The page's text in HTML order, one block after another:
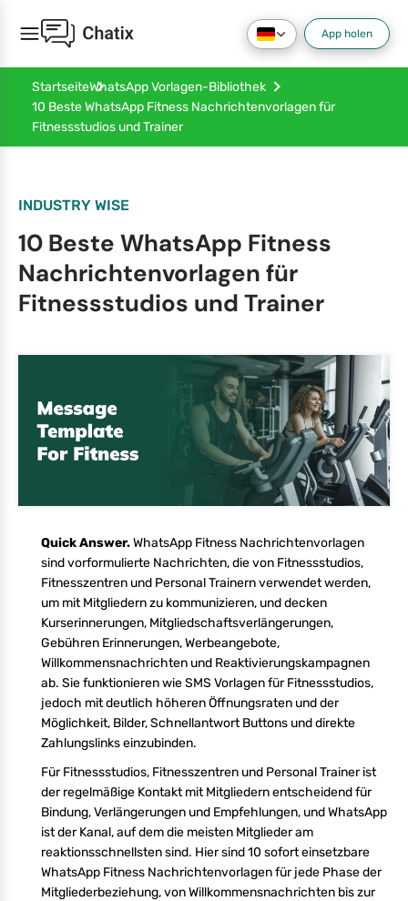
App holen
StartseiteWhatsApp Vorlagen-Bibliothek
10 Beste WhatsApp Fitness Nachrichtenvorlagen für
Fitnessstudios und Trainer
INDUSTRY WISE
10 Beste WhatsApp Fitness
Nachrichtenvorlagen für
Fitnessstudios und Trainer
Quick Answer.WhatsApp Fitness Nachrichtenvorlagen
sind vorformulierte Nachrichten, die von Fitnessstudios,
Fitnesszentren und Personal Trainern verwendet werden,
um mit Mitgliedern zu kommunizieren, und decken
Kurserinnerungen, Mitgliedschaftsverlängerungen,
Gebühren Erinnerungen, Werbeangebote,
Willkommensnachrichten und Reaktivierungskampagnen
ab. Sie funktionieren wie SMS Vorlagen für Fitnessstudios,
jedoch mit deutlich höheren Öffnungsraten und der
Möglichkeit, Bilder, Schnellantwort Buttons und direkte
Zahlungslinks einzubinden.
Für Fitnessstudios, Fitnesszentren und Personal Trainer ist
der regelmäßige Kontakt mit Mitgliedern entscheidend für
Bindung, Verlängerungen und Empfehlungen, und WhatsApp
ist der Kanal, auf dem die meisten Mitglieder am
reaktionsschnellsten sind. Hier sind 10 sofort einsetzbare
WhatsApp Fitness Nachrichtenvorlagen für jede Phase der
Mitgliederbeziehung, von Willkommensnachrichten bis zur